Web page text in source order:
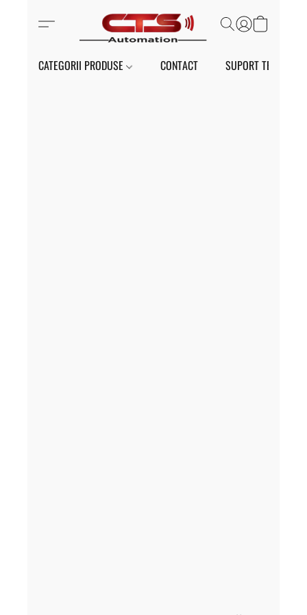
CATEGORII PRODUSE CONTACT SUPORT TEHNIC